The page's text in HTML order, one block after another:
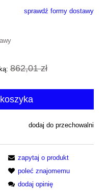
płatności
sprawdź formy dostawy
862,01 zł
dodaj do przechowalni
zapytaj o produkt
poleć znajomemu
dodaj opinię